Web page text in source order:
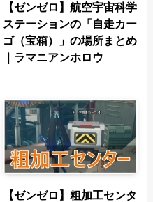
【ゼンゼロ】航空宇宙科学
ステーションの「自走カー
ゴ（宝箱）」の場所まとめ
｜ラマニアンホロウ
【ゼンゼロ】粗加工センタ